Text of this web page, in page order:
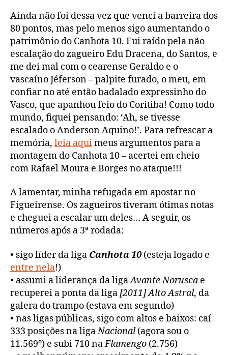
Ainda não foi dessa vez que venci a barreira dos
80 pontos, mas pelo menos sigo aumentando o
patrimônio do Canhota 10. Fui raído pela não
escalação do zagueiro Edu Dracena, do Santos, e
me dei mal com o cearense Geraldo e o
vascaíno Jéferson – palpite furado, o meu, em
confiar no até então badalado expressinho do
Vasco, que apanhou feio do Coritiba! Como todo
mundo, fiquei pensando: ‘Ah, se tivesse
escalado o Anderson Aquino!’. Para refrescar a
memória, leia aquimeus argumentos para a
montagem do Canhota 10 – acertei em cheio
com Rafael Moura e Borges no ataque!!!
A lamentar, minha refugada em apostar no
Figueirense. Os zagueiros tiveram ótimas notas
e cheguei a escalar um deles… A seguir, os
números após a 3ª rodada:
• sigo líder da liga Canhota 10(esteja logado e
entre nela!)
• assumi a liderança da ligaAvante Norusca e
recuperei a ponta da liga[2011] Alto Astral, da
galera do trampo (estava em segundo)
• nas ligas públicas, sigo com altos e baixos: caí
333 posições na ligaNacional(agora sou o
11.569º) e subi 710 naFlamengo (2.756)